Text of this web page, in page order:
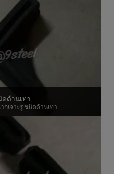
ดด้านเท่า
กเจาะรู ชนิดด้านเท่า